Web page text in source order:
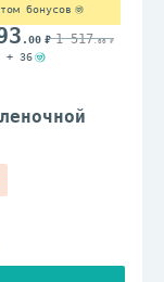
бонусов
.00 1 517.00
+ 36